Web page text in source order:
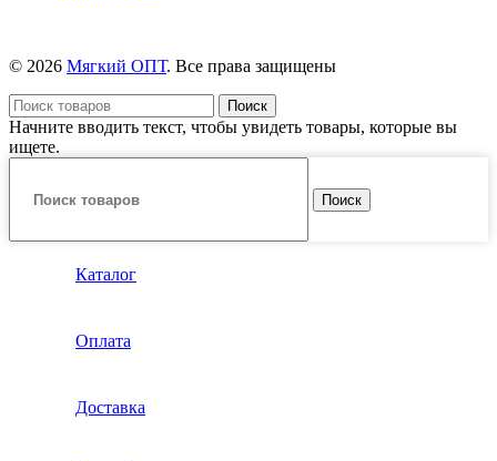
© 2026 Мягкий ОПТ. Все права защищены
Поиск
Начните вводить текст, чтобы увидеть товары, которые вы
ищете.
Поиск
Каталог
Оплата
Доставка